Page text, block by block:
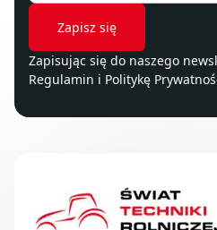
Zapisując się do naszego
Regulamin i Politykę